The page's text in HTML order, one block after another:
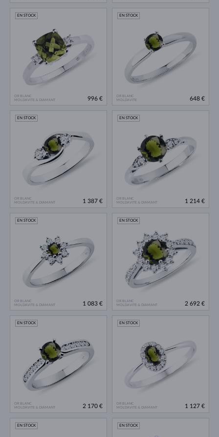
OR BLANC
MOLDAVITE & DIAMANT
EN STOCK
996 €
OR BLANC
MOLDAVITE
EN STOCK
648 €
OR BLANC
MOLDAVITE & DIAMANT
EN STOCK
1 387 €
OR BLANC
MOLDAVITE & DIAMANT
EN STOCK
1 214 €
OR BLANC
MOLDAVITE & DIAMANT
EN STOCK
1 083 €
OR BLANC
MOLDAVITE & DIAMANT
EN STOCK
2 692 €
OR BLANC
MOLDAVITE & DIAMANT
EN STOCK
2 170 €
OR BLANC
MOLDAVITE & DIAMANT
EN STOCK
1 127 €
EN STOCK EN STOCK